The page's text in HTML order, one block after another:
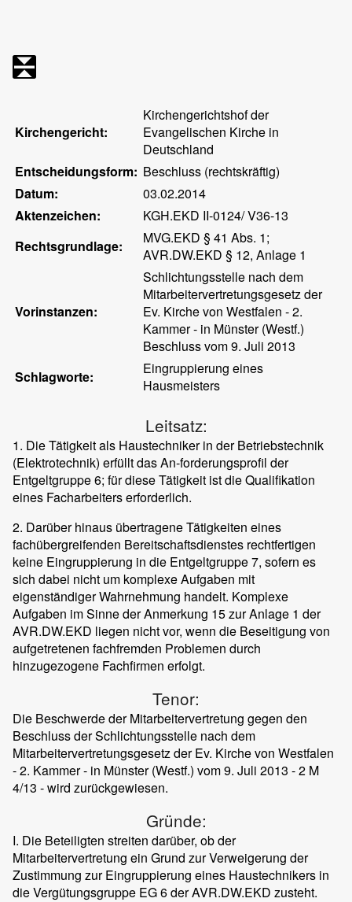
Kirchengericht:
Kirchengerichtshof der
Evangelischen Kirche in
Deutschland
Entscheidungsform: Beschluss (rechtskräftig)
Datum:
03.02.2014
Aktenzeichen:
KGH.EKD II-0124/ V36-13
Rechtsgrundlage:
MVG.EKD § 41 Abs. 1;
AVR.DW.EKD § 12, Anlage 1
Vorinstanzen:
Schlichtungsstelle nach dem
Mitarbeitervertretungsgesetz der
Ev. Kirche von Westfalen - 2.
Kammer - in Münster (Westf.)
Beschluss vom 9. Juli 2013
Schlagworte:
Eingruppierung eines
Hausmeisters
Leitsatz:
1. Die Tätigkeit als Haustechniker in der Betriebstechnik
(Elektrotechnik) erfüllt das An-forderungsprofil der
Entgeltgruppe 6; für diese Tätigkeit ist die Qualifikation
eines Facharbeiters erforderlich.
2. Darüber hinaus übertragene Tätigkeiten eines
fachübergreifenden Bereitschaftsdienstes rechtfertigen
keine Eingruppierung in die Entgeltgruppe 7, sofern es
sich dabei nicht um komplexe Aufgaben mit
eigenständiger Wahrnehmung handelt. Komplexe
Aufgaben im Sinne der Anmerkung 15 zur Anlage 1 der
AVR.DW.EKD liegen nicht vor, wenn die Beseitigung von
aufgetretenen fachfremden Problemen durch
hinzugezogene Fachfirmen erfolgt.
Tenor:
Die Beschwerde der Mitarbeitervertretung gegen den
Beschluss der Schlichtungsstelle nach dem
Mitarbeitervertretungsgesetz der Ev. Kirche von Westfalen
- 2. Kammer - in Münster (Westf.) vom 9. Juli 2013 - 2 M
4/13 - wird zurückgewiesen.
Gründe:
I. Die Beteiligten streiten darüber, ob der
Mitarbeitervertretung ein Grund zur Verweigerung der
Zustimmung zur Eingruppierung eines Haustechnikers in
die Vergütungsgruppe EG 6 der AVR.DW.EKD zusteht.